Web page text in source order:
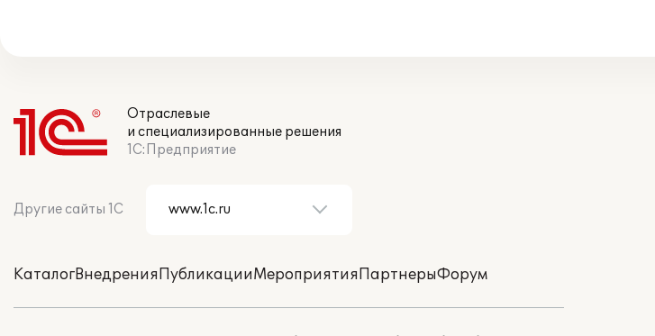
Отраслевые
и специализированные решения
1С:Предприятие
Другие сайты 1С
КаталогВнедренияПубликацииМероприятияПартнерыФорум